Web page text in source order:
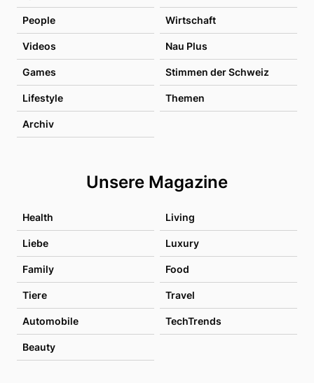
People Wirtschaft
Videos Nau Plus
Games Stimmen der Schweiz
Lifestyle Themen
Archiv
Unsere Magazine
Health Living
Liebe Luxury
Family Food
Tiere Travel
Automobile TechTrends
Beauty